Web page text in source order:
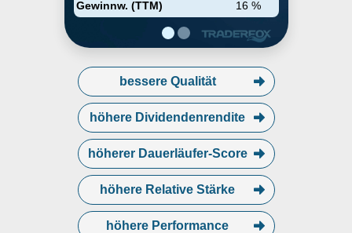
Gewinnw. (TTM)
16 %
headquartered in Wilmington, DE.
bessere Qualität
höhere Dividendenrendite
höherer Dauerläufer-Score
höhere Relative Stärke
höhere Performance